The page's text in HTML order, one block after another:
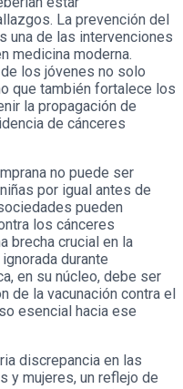
La prevención del
una de las intervenciones
medicina moderna.
los jóvenes no solo
que también fortalece los
la propagación de
de cánceres
no puede ser
por igual antes de
pueden
los cánceres
brecha crucial en la
durante
en su núcleo, debe ser
de la vacunación contra el
esencial hacia ese
discrepancia en las
y mujeres, un reflejo de